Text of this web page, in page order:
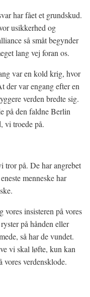
har fået et grundskud.
usikkerhed og
så småt begynder
lang vej foran os.
var en kold krig, hvor
der var engang efter en
verden bredte sig.
på den faldne Berlin
vi troede på.
tror på. De har angrebet
menneske har
vores insisteren på vores
på hånden eller
så har de vundet.
vi skal løfte, kun kan
vores verdensklode.